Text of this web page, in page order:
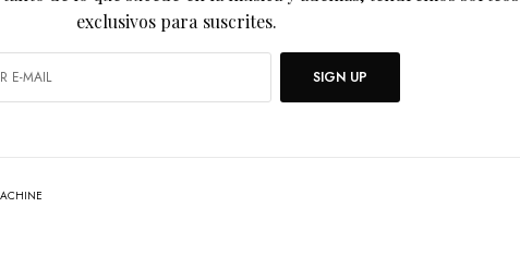
exclusivos para suscrites.
SIGN UP